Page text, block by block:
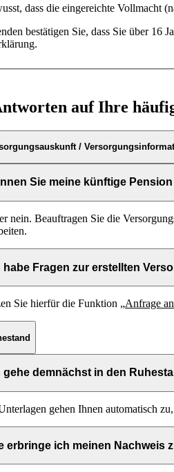
dass die eingereichte Vollmacht
bestätigen Sie, dass Sie über 16
.
auf Ihre
/
Sie meine künftige
nein. Beauftragen Sie die
habe Fragen zur erstellten
Sie hierfür die Funktion „Anfrage
gehe demnächst in den
gehen Ihnen automatisch
erbringe ich meinen Nachweis